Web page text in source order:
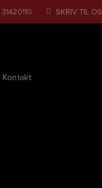
31420110 SKRIV TIL OS
Kontakt